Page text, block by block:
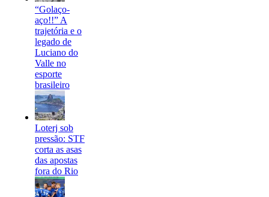
“Golaço-
aço!!” A
trajetória e o
legado de
Luciano do
Valle no
esporte
brasileiro
Loterj sob
pressão: STF
corta as asas
das apostas
fora do Rio